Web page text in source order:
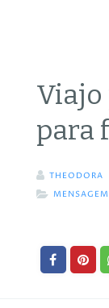
Viajo
para
THEODORA